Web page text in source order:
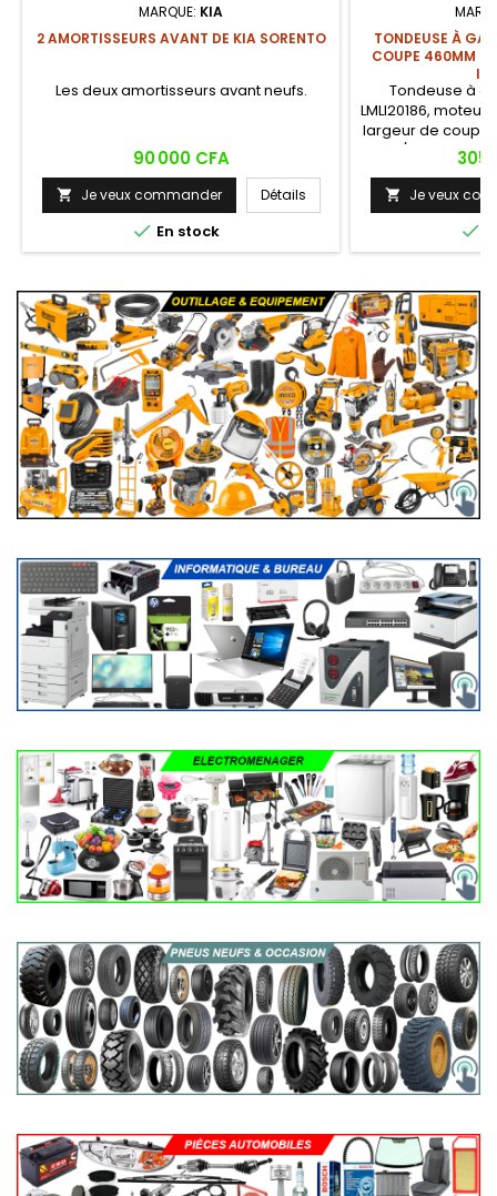
MARQUE: KIA
2 AMORTISSEURS AVANT DE KIA SORENTO
Les deux amortisseurs avant neufs.
Prix
90 000 CFA
 Je veux commander Détails
 En stock
TONDEUSE À
COUPE 460MM
Tondeuse à
LMLI20186,
largeur de coupe
800 tr/min,
à 80mm sur 8
60L, 3
éjection
5,0Ah, 1
Prix
305
 Je veux
